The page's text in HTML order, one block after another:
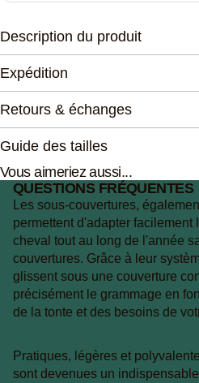
Description du produit
Expédition
Retours & échanges
Guide des tailles
Vous aimeriez aussi...
QUESTIONS FRÉQUENTES
Les sous-couvertures,
permettent d'adapter facilement
cheval tout au long de l'année
couvertures. Grâce à leur
glissent sous une couverture
précisément le grammage en
de la tonte et des besoins de
Pratiques, légères et
sont devenues un